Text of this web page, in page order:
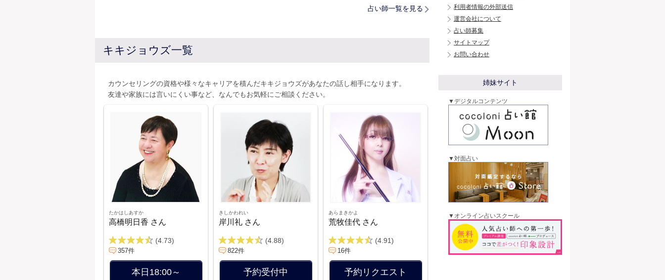
占い師一覧を見る
キキジョウズ一覧
カウンセリングの資格や様々なキャリアを積んだキキジョウズがあなたの話し相手になります。
友達や家族には言いにくい事など、なんでもお気軽にご相談ください。
たかはしあすか
高橋明日香 さん
(4.73)
357件
本日18:00～
きしかわれい
岸川礼 さん
(4.88)
822件
予約受付中
あらまきかよ
荒牧佳代 さん
(4.91)
16件
予約リクエスト
利用者情報の外部送信
運営会社について
占い師募集
サイトマップ
お問い合わせ
姉妹サイト
▼デジタルコンテンツ
▼対面占い
▼オンライン占いスクール